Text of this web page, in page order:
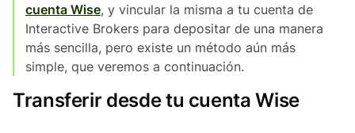
cuenta Wise, y vincular la misma a tu cuenta de
Interactive Brokers para depositar de una manera
más sencilla, pero existe un método aún más
simple, que veremos a continuación.
Transferir desde tu cuenta Wise